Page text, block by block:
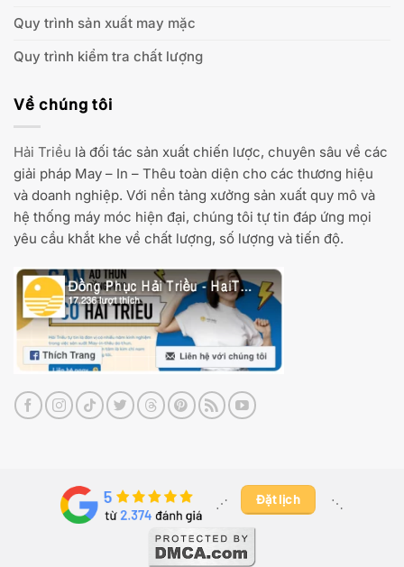
Quy trình sản xuất may mặc
Quy trình kiểm tra chất lượng
Về chúng tôi
Hải Triều là đối tác sản xuất chiến lược, chuyên sâu về các
giải pháp May – In – Thêu toàn diện cho các thương hiệu
và doanh nghiệp. Với nền tảng xưởng sản xuất quy mô và
hệ thống máy móc hiện đại, chúng tôi tự tin đáp ứng mọi
yêu cầu khắt khe về chất lượng, số lượng và tiến độ.
⋰ ​ Đặt lịch ⋱